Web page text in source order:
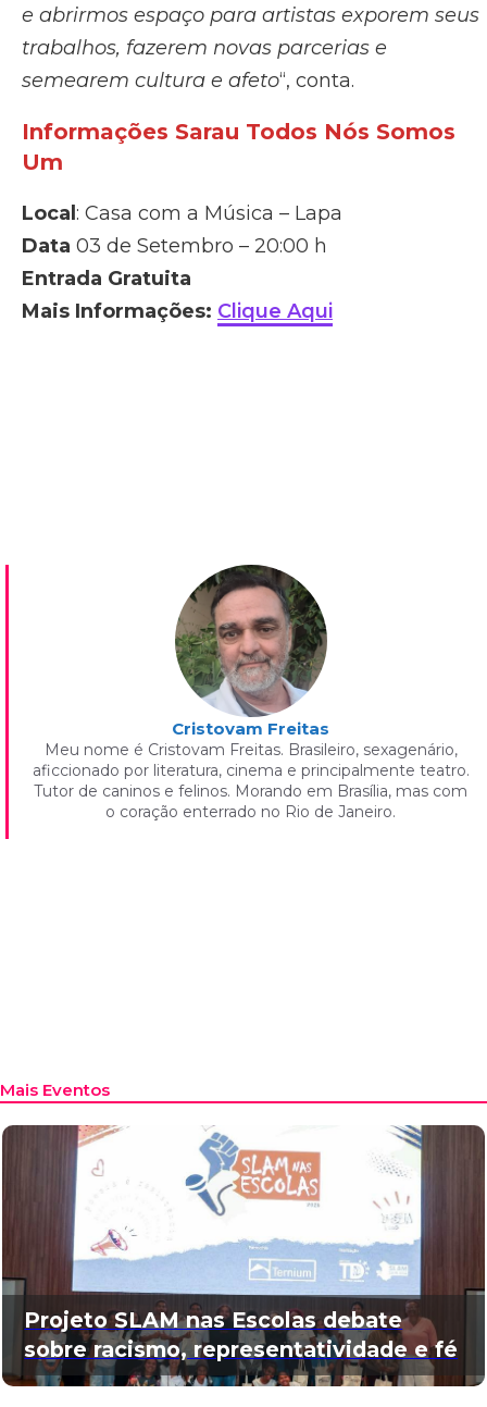
e abrirmos espaço para artistas exporem seus
trabalhos, fazerem novas parcerias e
semearem cultura e afeto“, conta.
Informações Sarau Todos Nós Somos
Um
Local: Casa com a Música – Lapa
Data 03 de Setembro – 20:00 h
Entrada Gratuita
Mais Informações: Clique Aqui
Cristovam Freitas
Meu nome é Cristovam Freitas. Brasileiro, sexagenário,
aficcionado por literatura, cinema e principalmente teatro.
Tutor de caninos e felinos. Morando em Brasília, mas com
o coração enterrado no Rio de Janeiro.
Mais Eventos
Projeto SLAM nas Escolas debate
sobre racismo, representatividade e fé